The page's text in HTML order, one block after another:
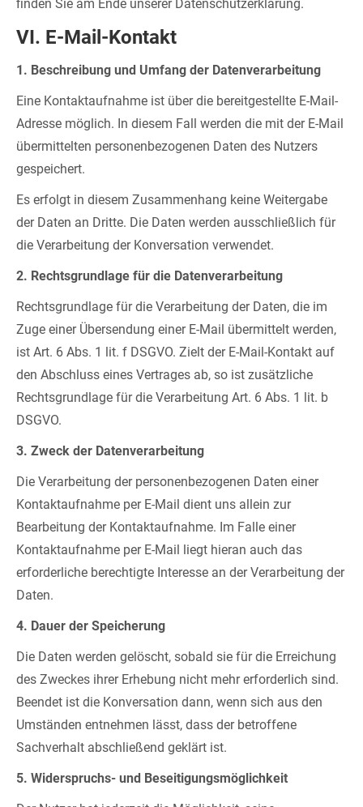
finden Sie am Ende unserer Datenschutzerklärung.
VI. E-Mail-Kontakt
1. Beschreibung und Umfang der Datenverarbeitung
Eine Kontaktaufnahme ist über die bereitgestellte E-Mail-
Adresse möglich. In diesem Fall werden die mit der E-Mail
übermittelten personenbezogenen Daten des Nutzers
gespeichert.
Es erfolgt in diesem Zusammenhang keine Weitergabe
der Daten an Dritte. Die Daten werden ausschließlich für
die Verarbeitung der Konversation verwendet.
2. Rechtsgrundlage für die Datenverarbeitung
Rechtsgrundlage für die Verarbeitung der Daten, die im
Zuge einer Übersendung einer E-Mail übermittelt werden,
ist Art. 6 Abs. 1 lit. f DSGVO. Zielt der E-Mail-Kontakt auf
den Abschluss eines Vertrages ab, so ist zusätzliche
Rechtsgrundlage für die Verarbeitung Art. 6 Abs. 1 lit. b
DSGVO.
3. Zweck der Datenverarbeitung
Die Verarbeitung der personenbezogenen Daten einer
Kontaktaufnahme per E-Mail dient uns allein zur
Bearbeitung der Kontaktaufnahme. Im Falle einer
Kontaktaufnahme per E-Mail liegt hieran auch das
erforderliche berechtigte Interesse an der Verarbeitung der
Daten.
4. Dauer der Speicherung
Die Daten werden gelöscht, sobald sie für die Erreichung
des Zweckes ihrer Erhebung nicht mehr erforderlich sind.
Beendet ist die Konversation dann, wenn sich aus den
Umständen entnehmen lässt, dass der betroffene
Sachverhalt abschließend geklärt ist.
5. Widerspruchs- und Beseitigungsmöglichkeit